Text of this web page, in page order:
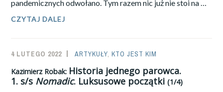
pandemicznych odwołano. Tym razem nic już nie stoi na …
CZYTAJ DALEJ
CZELE!
4 LUTEGO 2022
SAILOR-
ADMIN
ARTYKUŁY ,KTO JEST KIM
Kazimierz Robak: Historia jednego parowca.
1. s/s Nomadic. Luksusowe początki(1/4)